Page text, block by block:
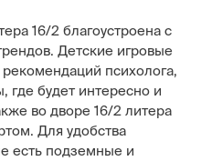
16/2 благоустроена с
Детские игровые
психолога,
где будет интересно и
во дворе 16/2 литера
Для удобства
есть подземные и